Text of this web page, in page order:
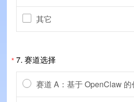
其它
*7. 赛道选择
赛道 A：基于 OpenClaw